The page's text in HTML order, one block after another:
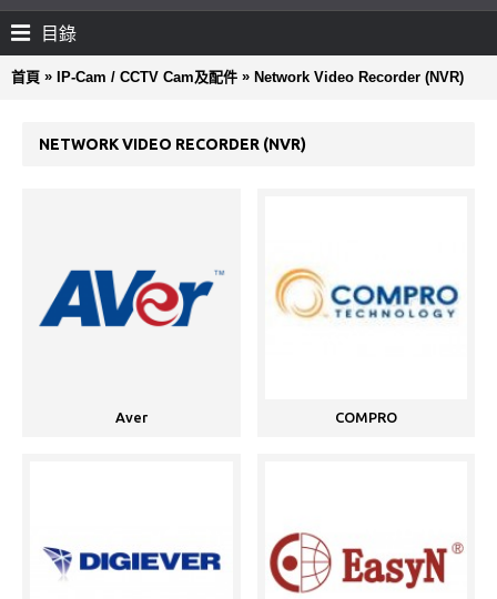
目錄
首頁 » IP-Cam / CCTV Cam及配件 » Network Video Recorder (NVR)
NETWORK VIDEO RECORDER (NVR)
Aver COMPRO